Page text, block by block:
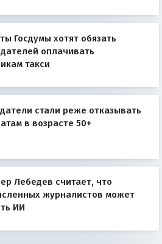
Госдумы хотят обязать
оплачивать
такси
стали реже отказывать
в возрасте 50+
Лебедев считает, что
журналистов может
ИИ